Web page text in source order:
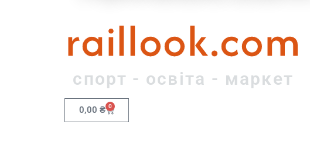
raillook.com
спорт - освіта - маркет
0,00 ₴ 0